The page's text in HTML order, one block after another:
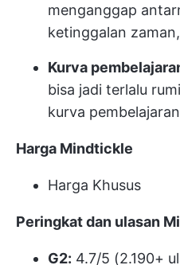
menganggap
ketinggalan
Kurva
bisa jadi terlalu
kurva
Harga Mindtickle
Harga Khusus
Peringkat dan ulasan
G2: 4.7/5 (2.190+